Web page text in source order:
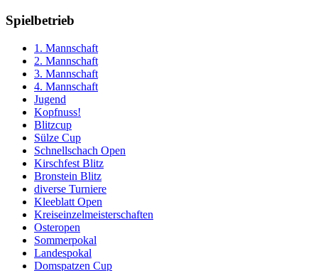
Spielbetrieb
1. Mannschaft
2. Mannschaft
3. Mannschaft
4. Mannschaft
Jugend
Kopfnuss!
Blitzcup
Sülze Cup
Schnellschach Open
Kirschfest Blitz
Bronstein Blitz
diverse Turniere
Kleeblatt Open
Kreiseinzelmeisterschaften
Osteropen
Sommerpokal
Landespokal
Domspatzen Cup